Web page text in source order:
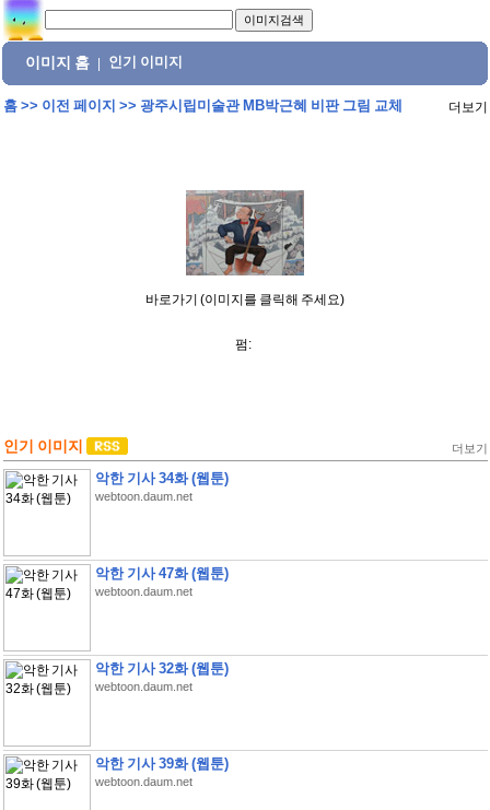
이미지 홈 인기 이미지
홈>> 이전 페이지 >> 광주시립미술관 MB박근혜 비판 그림 교체 더보기
바로가기 (이미지를 클릭해 주세요)
펌:
인기 이미지 더보기
악한 기사 34화 (웹툰)
webtoon.daum.net
악한 기사 47화 (웹툰)
webtoon.daum.net
악한 기사 32화 (웹툰)
webtoon.daum.net
악한 기사 39화 (웹툰)
webtoon.daum.net